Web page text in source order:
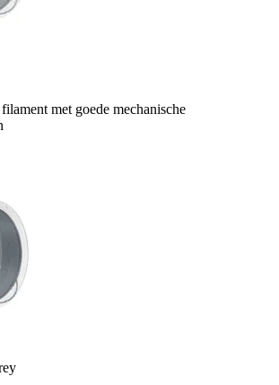
met goede mechanische